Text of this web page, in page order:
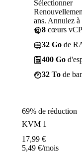
Sélectionner
ans. Annulez à
8 cœurs
32 Go de
400 Go
32 To de
69% de réduction
KVM 1
17,99 €
5,49 €/mois